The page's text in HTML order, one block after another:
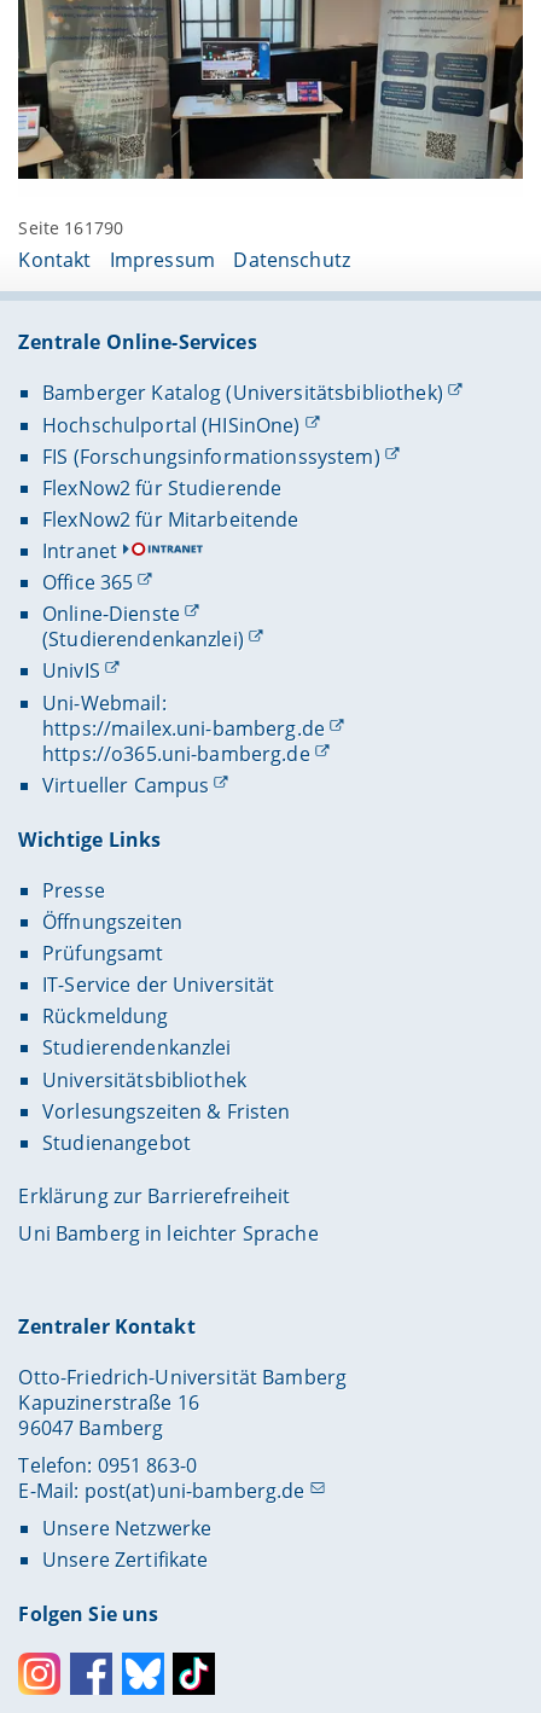
Seite 161790
Kontakt Impressum Datenschutz
Zentrale Online-Services
Bamberger Katalog (Universitätsbibliothek)
Hochschulportal (HISinOne)
FIS (Forschungsinformationssystem)
FlexNow2 für Studierende
FlexNow2 für Mitarbeitende
Intranet
Office 365
Online-Dienste
(Studierendenkanzlei)
UnivIS
Uni-Webmail:
https://mailex.uni-bamberg.de
https://o365.uni-bamberg.de
Virtueller Campus
Wichtige Links
Presse
Öffnungszeiten
Prüfungsamt
IT-Service der Universität
Rückmeldung
Studierendenkanzlei
Universitätsbibliothek
Vorlesungszeiten & Fristen
Studienangebot
Erklärung zur Barrierefreiheit
Uni Bamberg in leichter Sprache
Zentraler Kontakt
Otto-Friedrich-Universität Bamberg
Kapuzinerstraße 16
96047 Bamberg
Telefon: 0951 863-0
E-Mail: post(at)uni-bamberg.de
Unsere Netzwerke
Unsere Zertifikate
Folgen Sie uns